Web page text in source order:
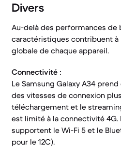
Divers
Au-delà des performances de
caractéristiques contribuent
globale de chaque appareil.
Connectivité :
Le Samsung Galaxy A34
des vitesses de connexion
téléchargement et le
est limité à la connectivité 4G.
supportent le Wi-Fi 5 et le
pour le 12C).